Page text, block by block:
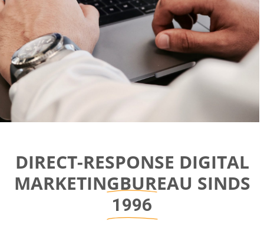
Direct-response
Digital
Marketing Bureau
DIRECT-RESPONSE DIGITAL
MARKETINGBUREAU SINDS
1996